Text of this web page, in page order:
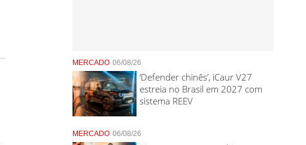
MERCADO 06/08/26
‘Defender chinês’, iCaur V27
estreia no Brasil em 2027 com
sistema REEV
MERCADO 06/08/26